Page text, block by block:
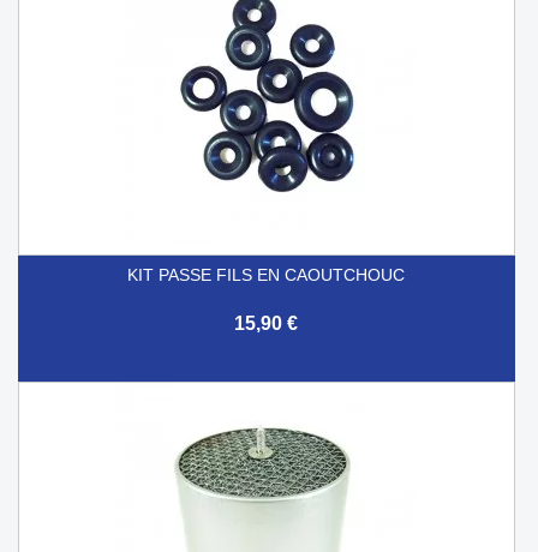
KIT PASSE FILS EN CAOUTCHOUC
15,90 €